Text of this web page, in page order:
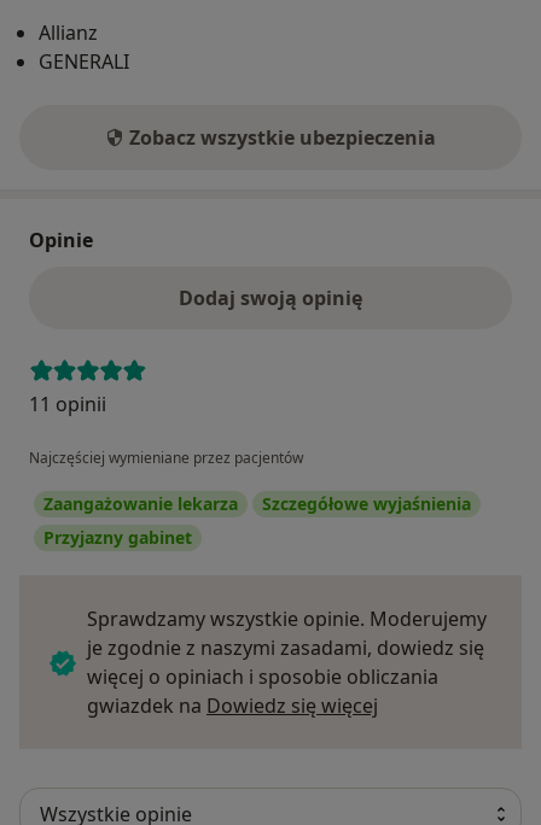
Allianz
GENERALI
Zobacz wszystkie ubezpieczenia
Opinie
Dodaj swoją opinię
11 opinii
Najczęściej wymieniane przez pacjentów
Zaangażowanie lekarza
Szczegółowe wyjaśnienia
Przyjazny gabinet
Sprawdzamy wszystkie opinie. Moderujemy
je zgodnie z naszymi zasadami, dowiedz się
więcej o opiniach i sposobie obliczania
gwiazdek na Dowiedz się więcej